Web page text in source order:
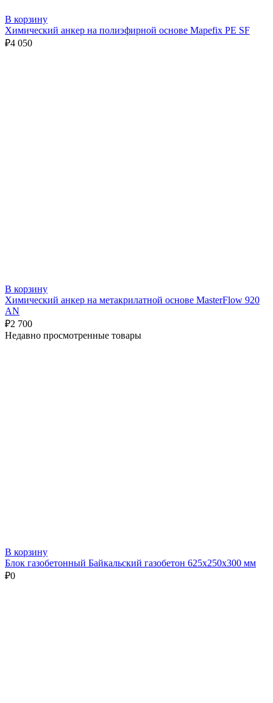
В корзину
Химический анкер на полиэфирной основе Mapefix PE SF
₽4 050
В корзину
Химический анкер на метакрилатной основе MasterFlow 920
AN
₽2 700
Недавно просмотренные товары
В корзину
Блок газобетонный Байкальский газобетон 625х250х300 мм
₽0